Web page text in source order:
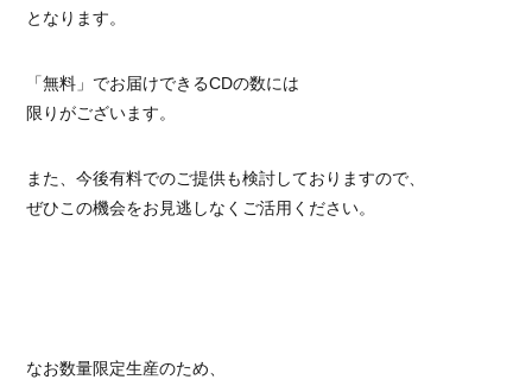
となります。
「無料」でお届けできるCDの数には
限りがございます。
また、今後有料でのご提供も検討しておりますので、
ぜひこの機会をお見逃しなくご活用ください。
なお数量限定生産のため、